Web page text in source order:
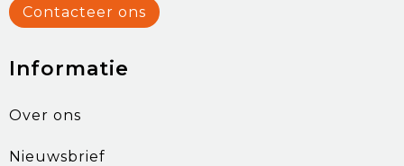
Contacteer ons
Informatie
Over ons
Nieuwsbrief